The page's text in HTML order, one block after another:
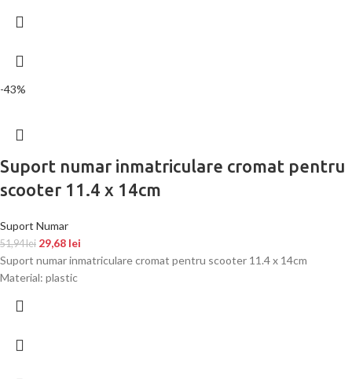
-43%
Suport numar inmatriculare cromat pentru
scooter 11.4 x 14cm
Suport Numar
51,94lei 29,68 lei
Suport numar inmatriculare cromat pentru scooter 11.4 x 14cm
Material: plastic